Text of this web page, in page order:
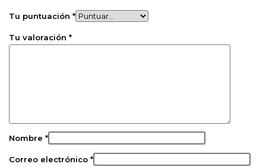
Tu puntuación *
Tu valoración *
Nombre *
Correo electrónico *